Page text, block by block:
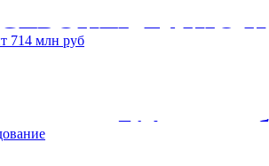
БАНЮ И
БАНИ И САУНЫ;
вложит 714 млн руб